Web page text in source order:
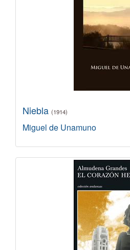
Niebla (1914)
Miguel de Unamuno